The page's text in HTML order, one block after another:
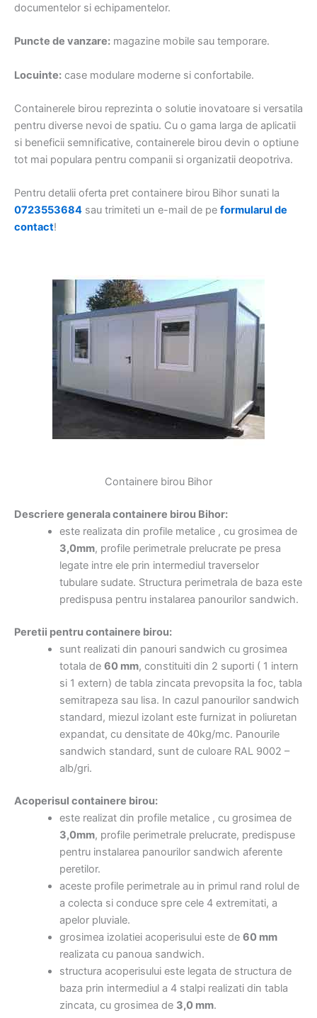
documentelor si echipamentelor.
Puncte de vanzare: magazine mobile sau temporare.
Locuinte: case modulare moderne si confortabile.
Containerele birou reprezinta o solutie inovatoare si versatila
pentru diverse nevoi de spatiu. Cu o gama larga de aplicatii
si beneficii semnificative, containerele birou devin o optiune
tot mai populara pentru companii si organizatii deopotriva.
Pentru detalii oferta pret containere birou Bihor sunati la
0723553684 sau trimiteti un e-mail de pe formularul de
contact!
Containere birou Bihor
Descriere generala containere birou Bihor:
este realizata din profile metalice , cu grosimea de
3,0mm, profile perimetrale prelucrate pe presa
legate intre ele prin intermediul traverselor
tubulare sudate. Structura perimetrala de baza este
predispusa pentru instalarea panourilor sandwich.
Peretii pentru containere birou:
sunt realizati din panouri sandwich cu grosimea
totala de 60 mm, constituiti din 2 suporti ( 1 intern
si 1 extern) de tabla zincata prevopsita la foc, tabla
semitrapeza sau lisa. In cazul panourilor sandwich
standard, miezul izolant este furnizat in poliuretan
expandat, cu densitate de 40kg/mc. Panourile
sandwich standard, sunt de culoare RAL 9002 –
alb/gri.
Acoperisul containere birou:
este realizat din profile metalice , cu grosimea de
3,0mm, profile perimetrale prelucrate, predispuse
pentru instalarea panourilor sandwich aferente
peretilor.
aceste profile perimetrale au in primul rand rolul de
a colecta si conduce spre cele 4 extremitati, a
apelor pluviale.
grosimea izolatiei acoperisului este de 60 mm
realizata cu panoua sandwich.
structura acoperisului este legata de structura de
baza prin intermediul a 4 stalpi realizati din tabla
zincata, cu grosimea de 3,0 mm.